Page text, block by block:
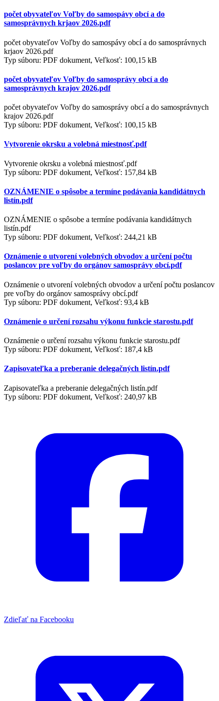
počet obyvateľov Voľby do samospávy obcí a do
samosprávnych krjaov 2026.pdf
počet obyvateľov Voľby do samospávy obcí a do samosprávnych
krjaov 2026.pdf
Typ súboru: PDF dokument, Veľkosť: 100,15 kB
počet obyvateľov Voľby do samosprávy obcí a do
samosprávnych krajov 2026.pdf
počet obyvateľov Voľby do samosprávy obcí a do samosprávnych
krajov 2026.pdf
Typ súboru: PDF dokument, Veľkosť: 100,15 kB
Vytvorenie okrsku a volebná miestnosť.pdf
Vytvorenie okrsku a volebná miestnosť.pdf
Typ súboru: PDF dokument, Veľkosť: 157,84 kB
OZNÁMENIE o spôsobe a termíne podávania kandidátnych
listín.pdf
OZNÁMENIE o spôsobe a termíne podávania kandidátnych
listín.pdf
Typ súboru: PDF dokument, Veľkosť: 244,21 kB
Oznámenie o utvorení volebných obvodov a určení počtu
poslancov pre voľby do orgánov samosprávy obcí.pdf
Oznámenie o utvorení volebných obvodov a určení počtu poslancov
pre voľby do orgánov samosprávy obcí.pdf
Typ súboru: PDF dokument, Veľkosť: 93,4 kB
Oznámenie o určení rozsahu výkonu funkcie starostu.pdf
Oznámenie o určení rozsahu výkonu funkcie starostu.pdf
Typ súboru: PDF dokument, Veľkosť: 187,4 kB
Zapisovateľka a preberanie delegačných listín.pdf
Zapisovateľka a preberanie delegačných listín.pdf
Typ súboru: PDF dokument, Veľkosť: 240,97 kB
Zdieľať na Facebooku